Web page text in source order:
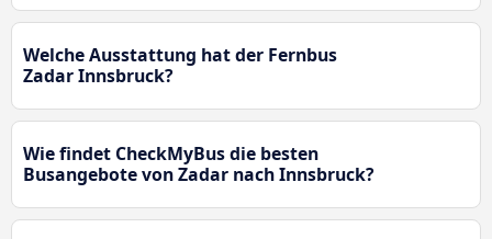
Welche Ausstattung hat der Fernbus
Zadar Innsbruck?
Wie findet CheckMyBus die besten
Busangebote von Zadar nach Innsbruck?